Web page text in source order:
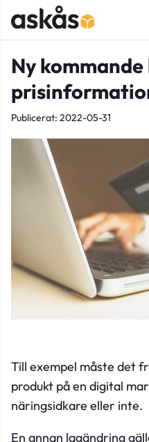
Ny kommande
Publicerat: 2022-05-31
Till exempel måste det
produkt på en digital
näringsidkare eller inte.
En annan lagändring